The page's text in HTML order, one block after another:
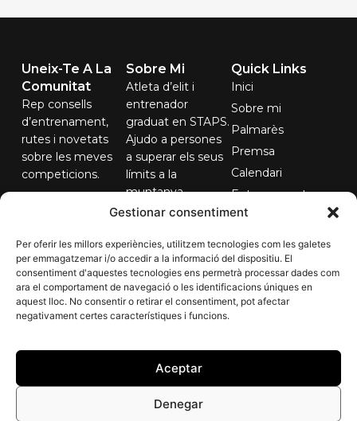
Gestionar consentiment
Per oferir les millors experiències, utilitzem tecnologies com les galetes
per emmagatzemar i/o accedir a la informació del dispositiu. El
consentiment d'aquestes tecnologies ens permetrà processar dades com
ara el comportament de navegació o les identificacions úniques en
aquest lloc. No consentir o retirar el consentiment, pot afectar
negativament certes característiques i funcions.
Aceptar
Denegar
Sobre Mi
Atleta d’elit i
entrenador
graduat en STAPS.
Ajudo a persones
a superar els seus
límits a la
muntanya.
Quick Links
Inici
Sobre mi
Palmarès
Premsa
Calendari
Entrenaments
Contacte
Uneix-Te A La
Comunitat
Rep consells
d’entrenament,
rutes i novetats
sobre les meves
competicions.
Subscriure'm